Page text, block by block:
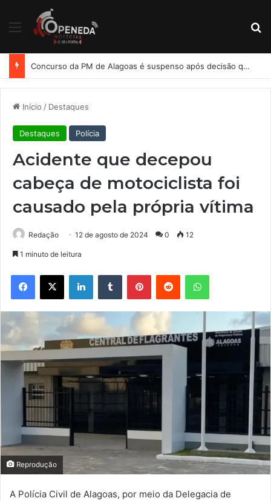
Menu
Concurso da PM de Alagoas é suspenso após decisão que determina reserva de vagas para PCD
Início / Destaques
Destaques Polícia
Acidente que decepou
cabeça de motociclista foi
causado pela própria vítima
Redação 12 de agosto de 2024 0 12
1 minuto de leitura
Facebook
X LinkedinTumblr PinterestReddit WhatsApp
Reprodução
A Polícia Civil de Alagoas, por meio da Delegacia de